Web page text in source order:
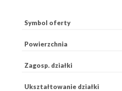
Symbol oferty
Powierzchnia
Zagosp. działki
Ukształtowanie działki